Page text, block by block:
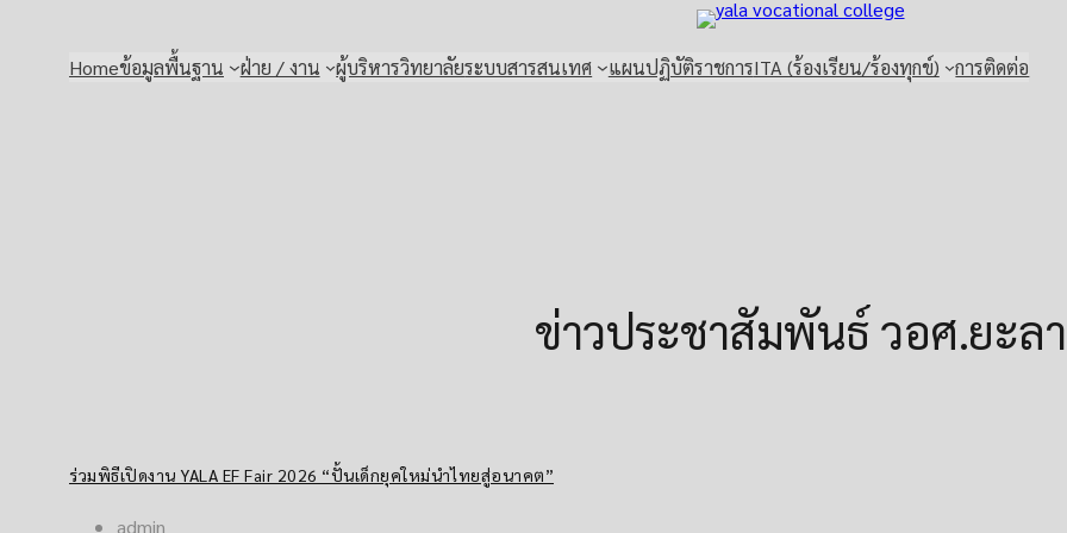
content
Homeข้อมูลพื้นฐาน ฝ่าย / งาน ผู้บริหารวิทยาลัยระบบสารสนเทศ แผนปฏิบัติราชการITA (ร้องเรียน/ร้องทุกข์) การติดต่อ
ข่าวประชาสัมพันธ์ วอศ.ยะลา
ร่วมพิธีเปิดงาน YALA EF Fair 2026 “ปั้นเด็กยุคใหม่นำไทยสู่อนาคต”
admin